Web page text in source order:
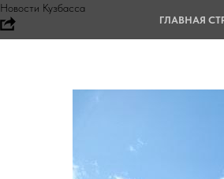
Новости Кузбасса
ГЛАВНАЯ